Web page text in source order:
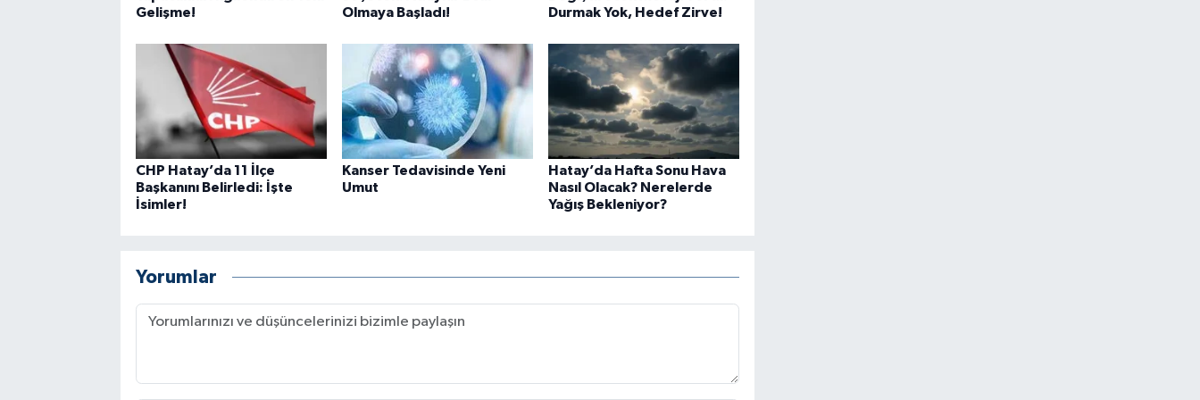
Gelişme!
Olmaya Başladı!
Durmak Yok, Hedef Zirve!
CHP Hatay’da 11 İlçe
Başkanını Belirledi: İşte
İsimler!
Kanser Tedavisinde Yeni
Umut
Hatay’da Hafta Sonu Hava
Nasıl Olacak? Nerelerde
Yağış Bekleniyor?
Yorumlar